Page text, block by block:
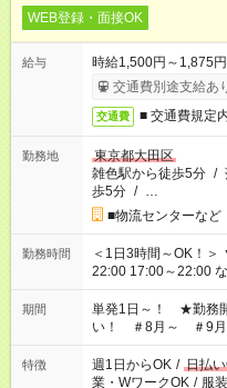
WEB登録・面接OK
給与
時給1,500円～1,875円
交通費別途支給あ
交通費 ■ 交通費規定
勤務地
東京都大田区
雑色駅から徒歩5分 /
歩5分 / …
■物流センターな
勤務時間
＜1日3時間～OK！＞ ▼ 例えば… ▼ 15:00～18:00 15:00～
22:00 17:00～22:00 など こちら以外の時間もお気軽に
ださい！
期間
単発1日～！ ★勤務開
い！ ＃8月～ ＃9月
特徴 週1日からOK / 日払
業・WワークOK / 服